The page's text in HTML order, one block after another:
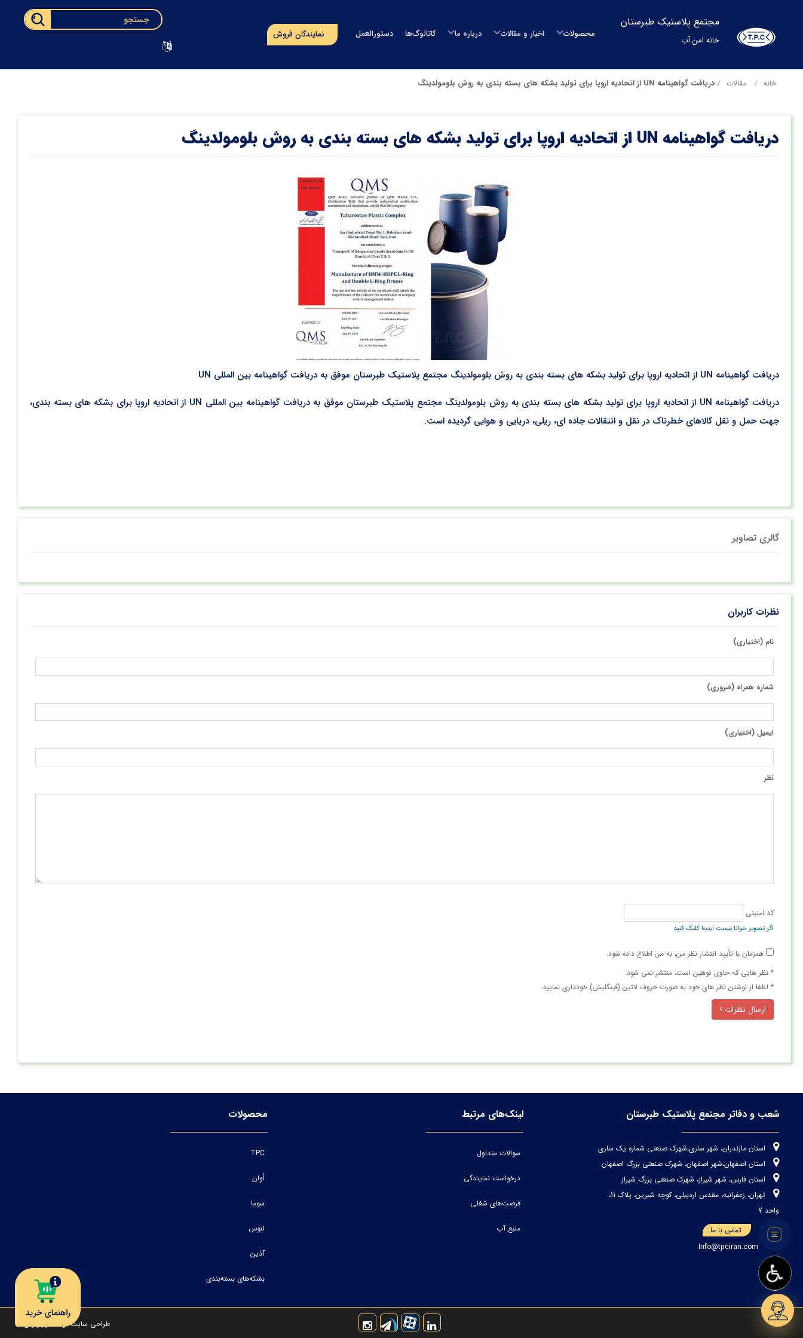
مجتمع پلاستیک طبرستان
خانه امن آب
محصولات
استخر
گلدان لنوس
محصولات آذین
سایر محصولات
اخبار و مقالات
درباره ما
پروژه‌های انجام شده
کاتالوگ‌ها دستورالعمل نمایندگان فروش
خانه مقالات دریافت گواهینامه UN از اتحادیه اروپا برای تولید بشکه های بسته بندی به روش بلومولدینگ
دریافت گواهینامه UN از اتحادیه اروپا برای تولید بشکه های بسته بندی به روش بلومولدینگ
دریافت گواهینامه UN از اتحادیه اروپا برای تولید بشکه های بسته بندی به روش بلومولدینگ مجتمع پلاستیک طبرستان موفق به دریافت گواهینامه بین المللی UN
دریافت گواهینامه UN از اتحادیه اروپا برای تولید بشکه های بسته بندی به روش بلومولدینگ مجتمع پلاستیک طبرستان موفق به دریافت گواهینامه بین المللی UN از اتحادیه اروپا برای بشکه های بسته بندی،
جهت حمل و نقل کالاهای خطرناک در نقل و انتقالات جاده ای، ریلی، دریایی و هوایی گردیده است.
گالری تصاویر
نظرات کاربران
نام (اختیاری)
شماره همراه (ضروری)
ایمیل (اختیاری)
نظر
کد امنیتی
اگر تصویر خوانا نیست اینجا کلیک کنید
همزمان با تأیید انتشار نظر من، به من اطلاع داده شود.
* نظر هایی كه حاوی توهین است، منتشر نمی شود.
* لطفا از نوشتن نظر های خود به صورت حروف لاتین (فینگلیش) خودداری نمایید.
ارسال نظرات
شعب و دفاتر مجتمع پلاستیک طبرستان
استان مازندران، شهر ساری،شهرک صنعتی شماره یک ساری
استان اصفهان،شهر اصفهان، شهرک صنعتی بزرگ اصفهان
استان فارس، شهر شیراز، شهرک صنعتی بزرگ شیراز
تهران، زعفرانیه، مقدس اردبیلی، کوچه شیرین، پلاک 11،
واحد 7
تماس با ما
لینک‌های مرتبط
سوالات متداول
درخواست نمایندگی
فرصت‌های شغلی
منبع آب
محصولات
TPC
اُوان
سوما
لنوس
آذین
بشکه‌های بسته‌بندی
طراحی سایتتوسطرایاپارس